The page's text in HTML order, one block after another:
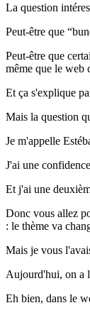
La question
Peut-être que
Peut-être que
même que le web
Et ça s'explique
Mais la question
Je m'appelle
J'ai une
Et j'ai une
Donc vous allez
: le thème va
Mais je vous
Aujourd'hui, on a
Eh bien, dans le